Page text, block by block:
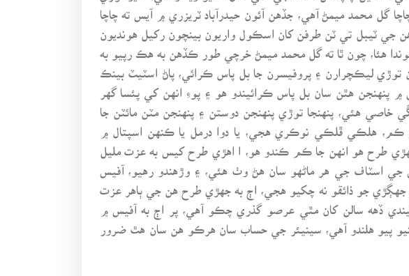
گل محمد ميمڻ آهي، جڏهن آئون حيدرآباد ٽريزري ۾ آيس ته چاچا
جي ٽيبل تي ٽن طرفن کان اسڪول واريون بينچون رکيل هونديون
هوندا هئا، چون ٿا ته گل محمد ميمڻ خرچي طور ڪڏهن به هڪ رپيو به
توڙي ليڪچرارن ۽ پروفيسرن جا بل پاس ڪرائي، پاڻ اسٽيٽ بينڪ
پنهنجن هٿن سان بل پاس ڪرائيندو هو ۽ پوءِ انهن کي پئسا گهر
هئي، پنهنجا توڙي پنهنجن دوستن ۽ پنهنجن مٽن مائٽن جا
هلڪي ڦلڪي نوڪري هجي، يا دوا درمل يا ڪنهن اسپتال ۾
طرح هو انهن جا ڪم ڪندو هو، ا اهڙي طرح کيس به عزت مليل
جي اسٽاف جي هر ماڻهو سان هڻ وٺ هئي، ۽ وڙهندو رهيو، آفيس
جهڳڙي جو ذائقو نه چکيو هجي، اڄ به جهڙي طرح هن جي ٻاهر عزت
ڏهه سالن کان مٿي عرصو گذري چڪو آهي، پر اڄ به آفيس ۾
پيو هلندو آهي، سينيئر جي حساب سان هرڪو هن سان هٿ ضرور